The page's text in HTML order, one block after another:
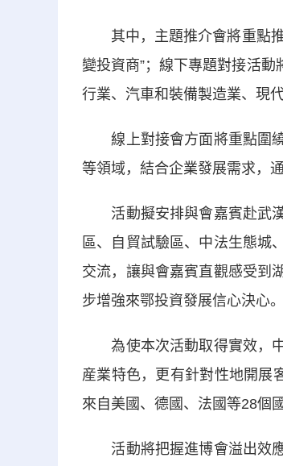
其中，主題推介會將重點推
變投資商”；線下專題對接活
行業、汽車和裝備製造業、現
線上對接會方面將重點圍繞
等領域，結合企業發展需求，
活動擬安排與會嘉賓赴武漢
區、自貿試驗區、中法生態城
交流，讓與會嘉賓直觀感受到
步增強來鄂投資發展信心決心。
為使本次活動取得實效，中
産業特色，更有針對性地開展
來自美國、德國、法國等28個
活動將把握進博會溢出效應